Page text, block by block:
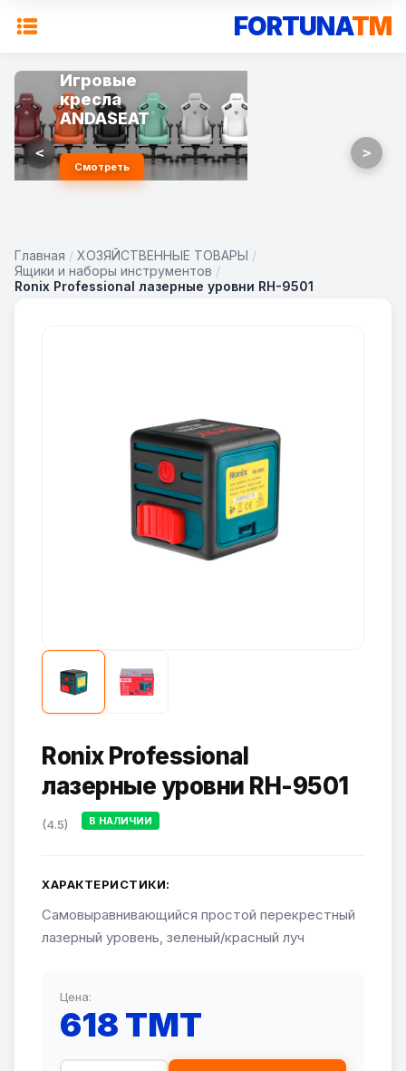
FORTUNATM
Игровые
кресла
ANDASEAT
Смотреть
< >
Главная / ХОЗЯЙСТВЕННЫЕ ТОВАРЫ /
Ящики и наборы инструментов /
Ronix Professional лазерные уровни RH-9501
Ronix Professional
лазерные уровни RH-9501
(4.5) В НАЛИЧИИ
ХАРАКТЕРИСТИКИ:
Cамовыравнивающийся простой перекрестный
лазерный уровень, зеленый/красный луч
Цена:
618 TMT